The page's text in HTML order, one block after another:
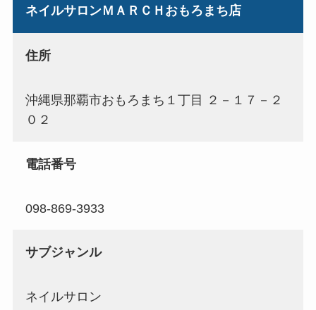
ネイルサロンＭＡＲＣＨおもろまち店
住所
沖縄県那覇市おもろまち１丁目 ２－１７－２
０２
電話番号
098-869-3933
サブジャンル
ネイルサロン